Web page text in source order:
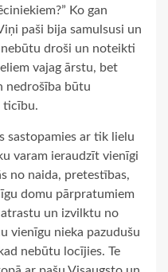
Ko gan
paši bija samulsusi un
droši un noteikti
vajag ārstu, bet
nedrošība būtu
ticību.
sastopamies ar tik lielu
varam ieraudzīt vienīgi
no naida, pretestības,
domu pārpratumiem
un izvilktu no
vienīgu nieka pazudušu
nebūtu locījies. Te